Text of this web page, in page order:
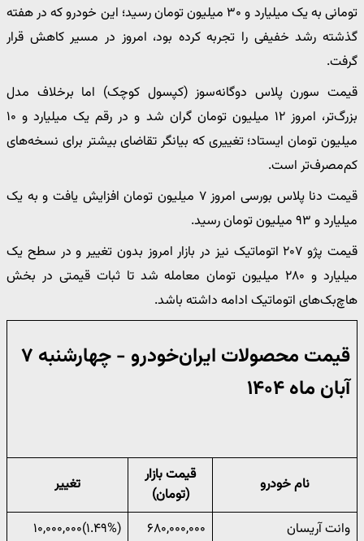
تومانی به یک میلیارد و ۳۰ میلیون تومان رسید؛ این خودرو که در هفته
گذشته رشد خفیفی را تجربه کرده بود، امروز در مسیر کاهش قرار
گرفت.
قیمت سورن پلاس دوگانه‌سوز (کپسول کوچک) اما برخلاف مدل
بزرگ‌تر، امروز ۱۲ میلیون تومان گران شد و در رقم یک میلیارد و ۱۰
میلیون تومان ایستاد؛ تغییری که بیانگر تقاضای بیشتر برای نسخه‌های
کم‌مصرف‌تر است.
قیمت دنا پلاس بورسی امروز ۷ میلیون تومان افزایش یافت و به یک
میلیارد و ۹۳ میلیون تومان رسید.
قیمت پژو ۲۰۷ اتوماتیک نیز در بازار امروز بدون تغییر و در سطح یک
میلیارد و ۲۸۰ میلیون تومان معامله شد تا ثبات قیمتی در بخش
هاچ‌بک‌های اتوماتیک ادامه داشته باشد.
قیمت محصولات ایران‌خودرو - چهارشنبه ۷
آبان ماه ۱۴۰۴
نام خودرو
قیمت بازار
(تومان)
تغییر
وانت آریسان ۶۸۰,۰۰۰,۰۰۰ (‎۱.۴۹%‌)‎۱۰,۰۰۰,۰۰۰‌